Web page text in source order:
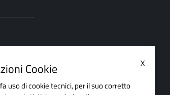
X
Cookie
uso di cookie tecnici, per il suo corretto